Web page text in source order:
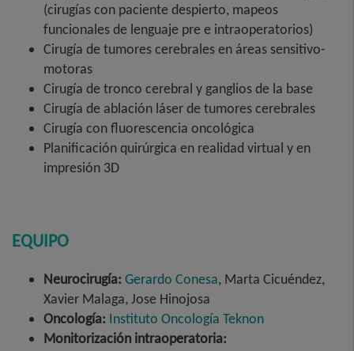
(cirugías con paciente despierto, mapeos
funcionales de lenguaje pre e intraoperatorios)
Cirugía de tumores cerebrales en áreas sensitivo-
motoras
Cirugía de tronco cerebral y ganglios de la base
Cirugía de ablación láser de tumores cerebrales
Cirugía con fluorescencia oncológica
Planificación quirúrgica en realidad virtual y en
impresión 3D
EQUIPO
Neurocirugía: Gerardo Conesa, Marta Cicuéndez,
Xavier Malaga, Jose Hinojosa
Oncología: Instituto Oncología Teknon
Monitorización intraoperatoria: